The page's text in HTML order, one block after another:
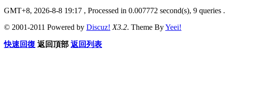
GMT+8, 2026-8-8 19:17 , Processed in 0.007772 second(s), 9 queries .
© 2001-2011 Powered by Discuz! X3.2. Theme ByYeei!
快速回復 返回頂部 返回列表